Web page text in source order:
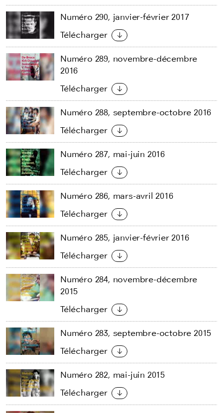
Numéro 290, janvier-février 2017
Télécharger
Numéro 289, novembre-décembre
2016
Télécharger
Numéro 288, septembre-octobre 2016
Télécharger
Numéro 287, mai-juin 2016
Télécharger
Numéro 286, mars-avril 2016
Télécharger
Numéro 285, janvier-février 2016
Télécharger
Numéro 284, novembre-décembre
2015
Télécharger
Numéro 283, septembre-octobre 2015
Télécharger
Numéro 282, mai-juin 2015
Télécharger